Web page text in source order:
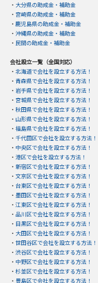
・ 大分県の助成金・補助金
・ 宮崎県の助成金・補助金
・ 鹿児島県の助成金・補助金
・ 沖縄県の助成金・補助金
・ 民間の助成金・補助金
会社設立一覧（全国対応）
・ 北海道で会社を設立する方法！
・ 青森県で会社を設立する方法！
・ 岩手県で会社を設立する方法！
・ 宮城県で会社を設立する方法！
・ 秋田県で会社を設立する方法！
・ 山形県で会社を設立する方法！
・ 福島県で会社を設立する方法！
・ 千代田区で会社を設立する方法！
・ 中央区で会社を設立する方法！
・ 港区で会社を設立する方法！
・ 新宿区で会社を設立する方法！
・ 文京区で会社を設立する方法！
・ 台東区で会社を設立する方法！
・ 墨田区で会社を設立する方法！
・ 江東区で会社を設立する方法！
・ 品川区で会社を設立する方法！
・ 目黒区で会社を設立する方法！
・ 大田区で会社を設立する方法！
・ 世田谷区で会社を設立する方法！
・ 渋谷区で会社を設立する方法！
・ 中野区で会社を設立する方法！
・ 杉並区で会社を設立する方法！
・ 豊島区で会社を設立する方法！